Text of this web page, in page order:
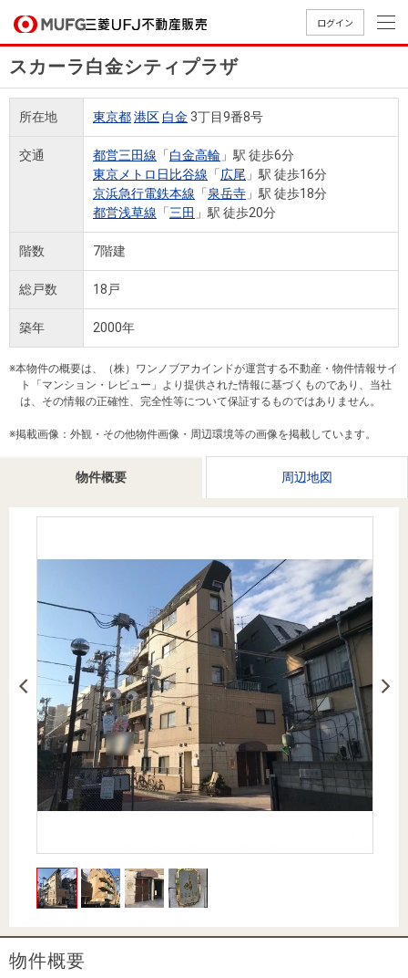
ログイン
買いたいTOP
中古
マン
ショ
ンを
探す
中古
一戸
建て
す
投
用
探
す
件を
購入向け
サービス
住宅ロー
ンシミュ
レーショ
ン
住まい1プ
ラス（お
役立ちコ
ラム）
税金の本
（電子ブ
売りたいTOP
無
料
査
定
相
談
売却
時手
金額
売却向け
サービス
周辺相場
検索
住まい1プ
ラス（お
役立ちコ
ラム）
住まいと
暮らしの
税金の本
（電子ブ
売却ガイ
ド
店舗案内TOP
店舗のご
案内（首
都圏）
古屋）
西）
会社情報TOP
ごあいさ
つ
経営ビジ
ョン
組織図
役員一
覧
沿革
本社地
ニュース
リリース
（電子ブ
採用情報TOP
新卒採用
情報
買いたい
売りたい
採用情報
法人のお客さま
提携企業にお勤めの方
閉じる
スカーラ白金シティプラザ
物件概要 周辺地図
所在地 東京都港区 白金 3丁目9番8号
交通 都営三田線 「白金高輪 」駅 徒歩6分
東京メトロ日比谷線 「広尾 」駅 徒歩16分
京浜急行電鉄本線 「泉岳寺 」駅 徒歩18分
都営浅草線 「三田 」駅 徒歩20分
階数 7階建
総戸数 18戸
築年 2000年
※本物件の概要は、（株）ワンノブアカインドが運営する不動産・物件情報サイ
ト「マンション・レビュー」より提供された情報に基づくものであり、当社
は、その情報の正確性、完全性等について保証するものではありません。
※掲載画像：外観・その他物件画像・周辺環境等の画像を掲載しています。
物件概要